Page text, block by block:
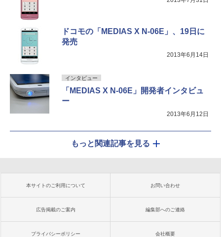
ドコモの「MEDIAS X N-06E」、19日に
発売
2013年6月14日
インタビュー
「MEDIAS X N-06E」開発者インタビュ
ー
2013年6月12日
もっと関連記事を見る
本サイトのご利用について お問い合わせ
広告掲載のご案内 編集部へのご連絡
プライバシーポリシー 会社概要